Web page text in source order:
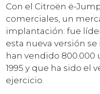
Con el Citroën ë-
comerciales, un
implantación: fue
esta nueva versión
han vendido 800.000
1995 y que ha sido el
ejercicio.